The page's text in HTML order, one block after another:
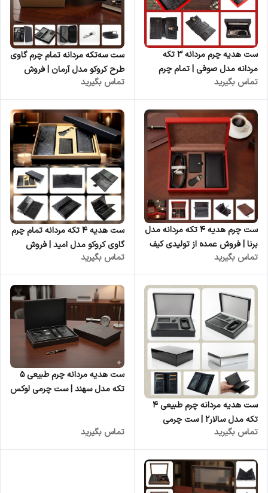
ست هدیه چرم مردانه ۳ تکه
مردانه مدل صوفی | تمام چرم
گاوی | جعبه چوبی مگنتی | فروش
عمده از تولیدی کیف و ست چرم
طبیعی کوروش
تماس بگیرید
ست سه‌تکه مردانه تمام چرم گاوی
طرح کروکو مدل آرمان | فروش
عمده از تولیدی کیف و ست چرم
طبیعی
تماس بگیرید
ست چرم هدیه ۴ تکه مردانه مدل
برنا | فروش عمده از تولیدی کیف
و ست چرم طبیعی
تماس بگیرید
ست هدیه ۴ تکه مردانه تمام چرم
گاوی کروکو مدل امید | فروش
عمده از تولیدی
تماس بگیرید
ست هدیه مردانه چرم طبیعی 4
تکه مدل سالار2 | ست چرمی
لوکس با جعبه چوبی دست‌ساز -
عمده
تماس بگیرید
ست هدیه مردانه چرم طبیعی ۵
تکه مدل سهند | ست چرمی لوکس
تماس بگیرید